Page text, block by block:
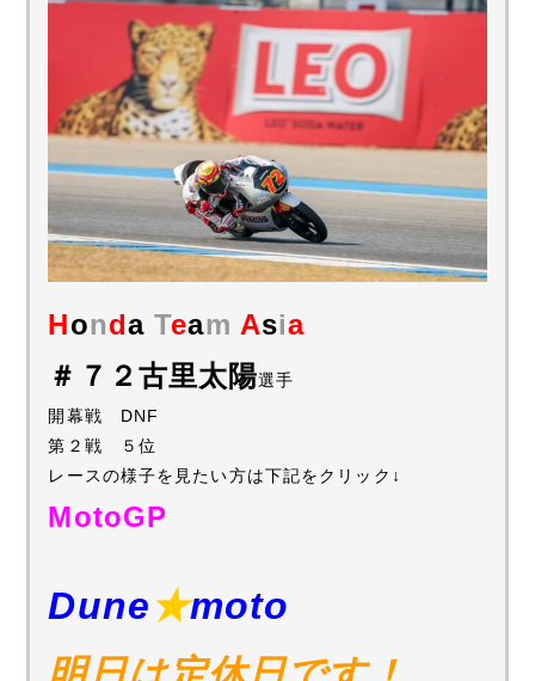
Honda Team Asia
＃７２古里太陽選手
開幕戦 DNF
第２戦 ５位
レースの様子を見たい方は下記をクリック↓
MotoGP
Dune★moto